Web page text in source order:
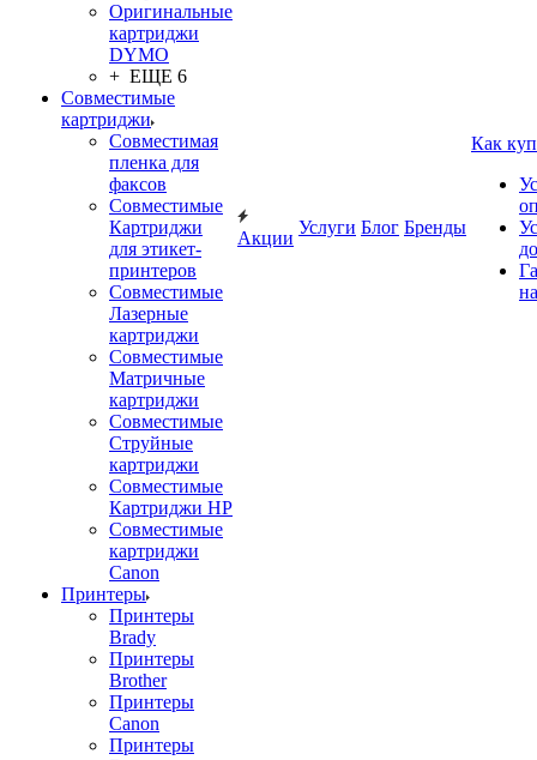
Оригинальные
картриджи
DYMO
+ ЕЩЕ 6
Совместимые
картриджи
Совместимая
пленка для
факсов
Совместимые
Картриджи
для этикет-
принтеров
Совместимые
Лазерные
картриджи
Совместимые
Матричные
картриджи
Совместимые
Струйные
картриджи
Совместимые
Картриджи HP
Совместимые
картриджи
Canon
Принтеры
Принтеры
Brady
Принтеры
Brother
Принтеры
Canon
Принтеры
Акции
Услуги Блог Бренды
Как